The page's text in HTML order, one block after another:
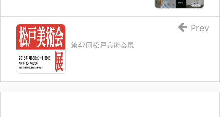
第47回松戸美術会展
Prev